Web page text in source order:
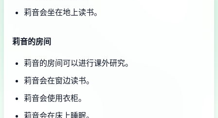
莉音会坐在地上读书。
莉音的房间
莉音的房间可以进行课外研究。
莉音会在窗边读书。
莉音会使用衣柜。
莉音会在床上睡眠。